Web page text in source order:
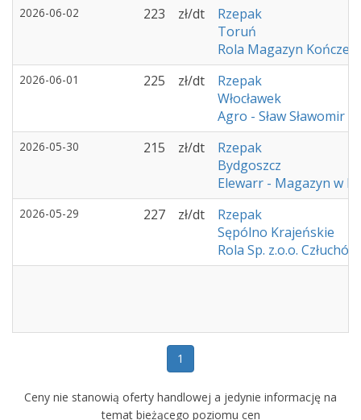
2026-06-02 223 zł/dt
Rzepak
Toruń
Rola Magazyn
2026-06-01 225 zł/dt
Rzepak
Włocławek
Agro - Sław Sławomir
2026-05-30 215 zł/dt
Rzepak
Bydgoszcz
Elewarr - Magazyn w
2026-05-29 227 zł/dt
Rzepak
Sępólno Krajeńskie
Rola Sp. z.o.o. Człuchów
1
Ceny nie stanowią oferty handlowej a jedynie informację na
temat bieżącego poziomu cen